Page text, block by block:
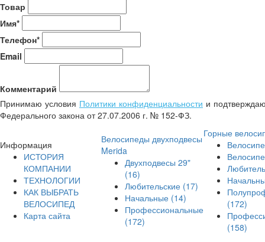
Товар
Имя*
Телефон*
Email
Комментарий
Принимаю условия Политики конфиденциальности и
Федерального закона от 27.07.2006 г. № 152-ФЗ.
Информация
ИСТОРИЯ
КОМПАНИИ
ТЕХНОЛОГИИ
КАК ВЫБРАТЬ
ВЕЛОСИПЕД
Карта сайта
Велосипеды двухподвесы
Merida
Двухподвесы 29"
(16)
Любительские (17)
Начальные (14)
Профессиональные
(172)
Горные
(172)
(158)